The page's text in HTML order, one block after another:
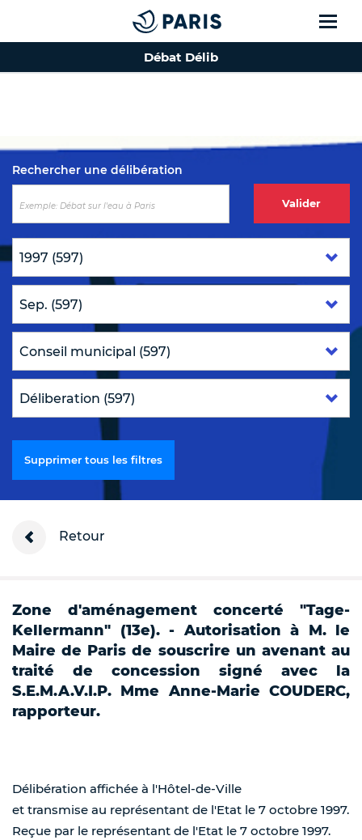
Top of the page
Débat Délib
Rechercher une délibération
Valider
Supprimer tous les filtres
Retour
Zone d'aménagement concerté "Tage-
Kellermann" (13e). - Autorisation à M. le
Maire de Paris de souscrire un avenant au
traité de concession signé avec la
S.E.M.A.V.I.P. Mme Anne-Marie COUDERC,
rapporteur.
Délibération affichée à l'Hôtel-de-Ville
et transmise au représentant de l'Etat le 7 octobre 1997.
Reçue par le représentant de l'Etat le 7 octobre 1997.